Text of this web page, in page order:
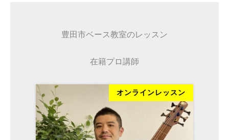
豊田市ベース教室のレッスン
在籍プロ講師
オンラインレッスン